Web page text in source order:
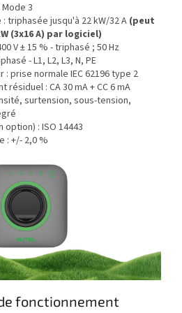
3
triphasée jusqu'à 22 kW/32 A (peut
(3x16 A) par logiciel)
V ± 15 % - triphasé ; 50 Hz
- L1, L2, L3, N, PE
prise normale IEC 62196 type 2
: CA 30 mA + CC 6 mA
surtension, sous-tension,
: ISO 14443
: +/- 2,0 %
fonctionnement